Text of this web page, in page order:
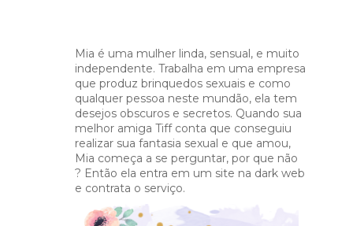
Mia é uma mulher linda, sensual, e muito
independente. Trabalha em uma empresa
que produz brinquedos sexuais e como
qualquer pessoa neste mundão, ela tem
desejos obscuros e secretos. Quando sua
melhor amiga Tiff conta que conseguiu
realizar sua fantasia sexual e que amou,
Mia começa a se perguntar, por que não
? Então ela entra em um site na dark web
e contrata o serviço.